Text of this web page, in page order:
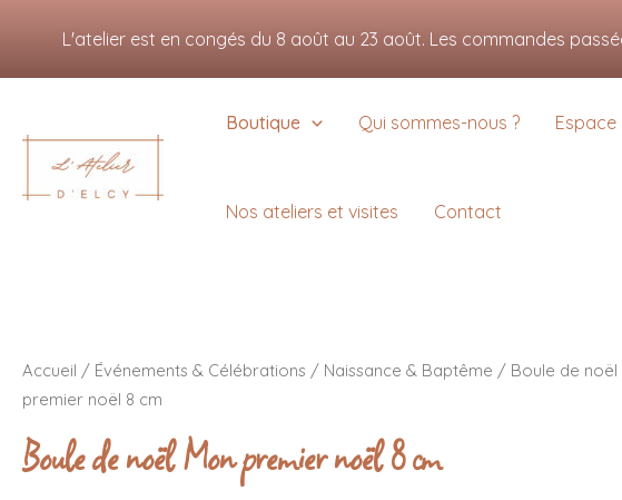
L'atelier est en congés du 8 août au 23 août. Les commandes
Boutique Qui sommes-nous ? Espace
Nos ateliers et visites Contact
Accueil / Événements & Célébrations / Naissance & Baptême / Boule de noël
premier noël 8 cm
Boule de noël Mon premier noël 8 cm
Boule
de
Mon
premier
Vous pouvez en savoir plus sur les